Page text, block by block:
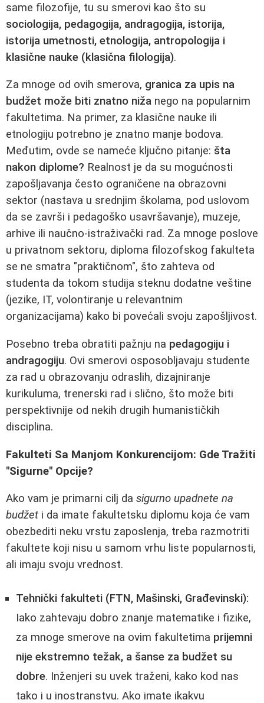
same filozofije, tu su smerovi kao što su
sociologija, pedagogija, andragogija, istorija,
istorija umetnosti, etnologija, antropologija i
klasične nauke (klasična filologija).
Za mnoge od ovih smerova, granica za upis na
budžet može biti znatno niža nego na popularnim
fakultetima. Na primer, za klasične nauke ili
etnologiju potrebno je znatno manje bodova.
Međutim, ovde se nameće ključno pitanje: šta
nakon diplome? Realnost je da su mogućnosti
zapošljavanja često ograničene na obrazovni
sektor (nastava u srednjim školama, pod uslovom
da se završi i pedagoško usavršavanje), muzeje,
arhive ili naučno-istraživački rad. Za mnoge poslove
u privatnom sektoru, diploma filozofskog fakulteta
se ne smatra "praktičnom", što zahteva od
studenta da tokom studija steknu dodatne veštine
(jezike, IT, volontiranje u relevantnim
organizacijama) kako bi povećali svoju zapošljivost.
Posebno treba obratiti pažnju na pedagogiju i
andragogiju. Ovi smerovi osposobljavaju studente
za rad u obrazovanju odraslih, dizajniranje
kurikuluma, trenerski rad i slično, što može biti
perspektivnije od nekih drugih humanističkih
disciplina.
Fakulteti Sa Manjom Konkurencijom: Gde Tražiti
"Sigurne" Opcije?
Ako vam je primarni cilj da sigurno upadnete na
budžet i da imate fakultetsku diplomu koja će vam
obezbediti neku vrstu zaposlenja, treba razmotriti
fakultete koji nisu u samom vrhu liste popularnosti,
ali imaju svoju vrednost.
Tehnički fakulteti (FTN, Mašinski, Građevinski):
Iako zahtevaju dobro znanje matematike i fizike,
za mnoge smerove na ovim fakultetima prijemni
nije ekstremno težak, a šanse za budžet su
dobre. Inženjeri su uvek traženi, kako kod nas
tako i u inostranstvu. Ako imate ikakvu